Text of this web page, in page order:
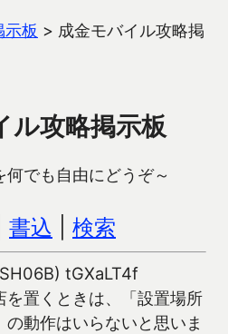
示板 > 成金モバイル攻略掲
ル攻略掲示板
でも自由にどうぞ～
書込 検索
tGXaLT4f
を置くときは、「設置場所
動作はいらないと思いま